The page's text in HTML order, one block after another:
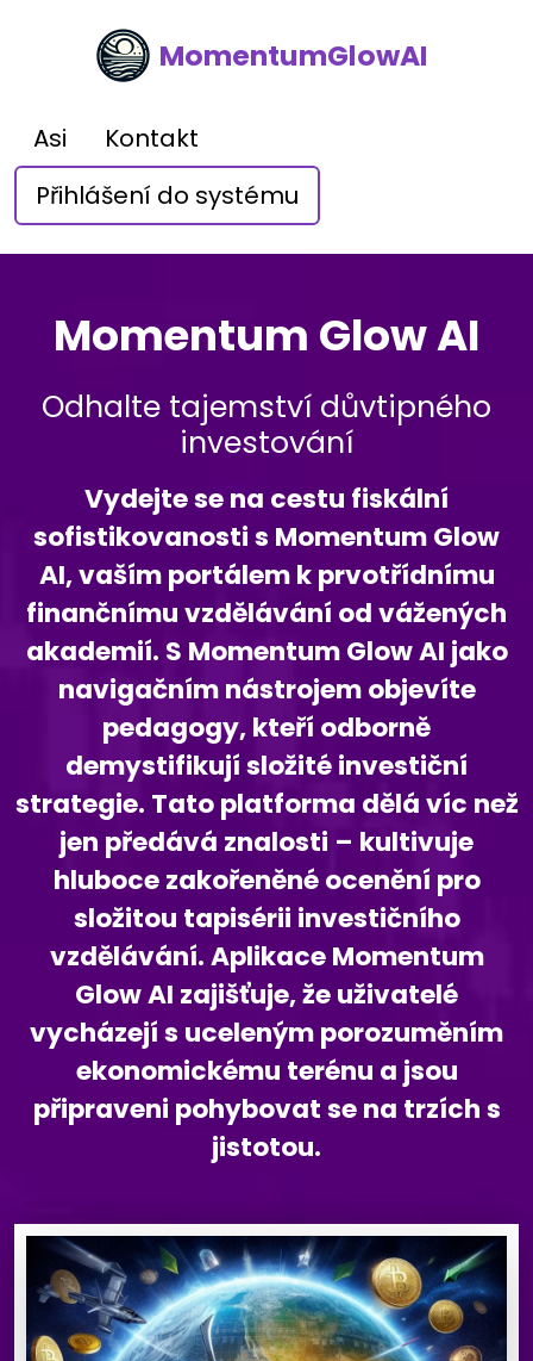
MomentumGlowAI
Asi
Kontakt
Přihlášení do systému
Momentum Glow AI
Odhalte tajemství důvtipného
investování
Vydejte se na cestu fiskální
sofistikovanosti s Momentum Glow
AI, vaším portálem k prvotřídnímu
finančnímu vzdělávání od vážených
akademií. S Momentum Glow AI jako
navigačním nástrojem objevíte
pedagogy, kteří odborně
demystifikují složité investiční
strategie. Tato platforma dělá víc než
jen předává znalosti – kultivuje
hluboce zakořeněné ocenění pro
složitou tapisérii investičního
vzdělávání. Aplikace Momentum
Glow AI zajišťuje, že uživatelé
vycházejí s uceleným porozuměním
ekonomickému terénu a jsou
připraveni pohybovat se na trzích s
jistotou.